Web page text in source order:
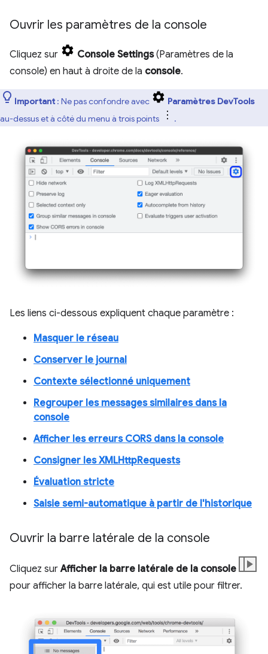
Ouvrir les paramètres de la console
Cliquez sur Console Settings(Paramètres de la
console) en haut à droite de la console.
Important : Ne pas confondre avec
Paramètres DevTools
au-dessus et à côté du menu à trois points
.
Les liens ci-dessous expliquent chaque paramètre :
Masquer le réseau
Conserver le journal
Contexte sélectionné uniquement
Regrouper les messages similaires dans la
console
Afficher les erreurs CORS dans la console
Consigner les XMLHttpRequests
Évaluation stricte
Saisie semi-automatique à partir de l'historique
Ouvrir la barre latérale de la console
Cliquez surAfficher la barre latérale de la console
pour afficher la barre latérale, qui est utile pour filtrer.